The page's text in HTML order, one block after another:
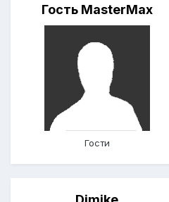
Гость MasterMax
Гости